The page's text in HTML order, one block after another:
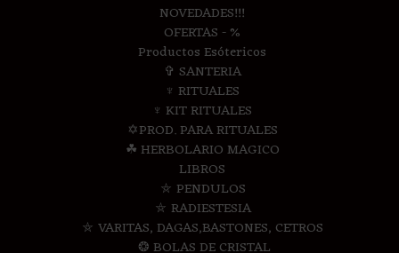
NOVEDADES!!!
OFERTAS - %
Productos Esótericos
✞ SANTERIA
♆ RITUALES
♆ KIT RITUALES
✡PROD. PARA RITUALES
☘ HERBOLARIO MAGICO
LIBROS
⛤ PENDULOS
⛤ RADIESTESIA
⛤ VARITAS, DAGAS,BASTONES, CETROS
❂ BOLAS DE CRISTAL